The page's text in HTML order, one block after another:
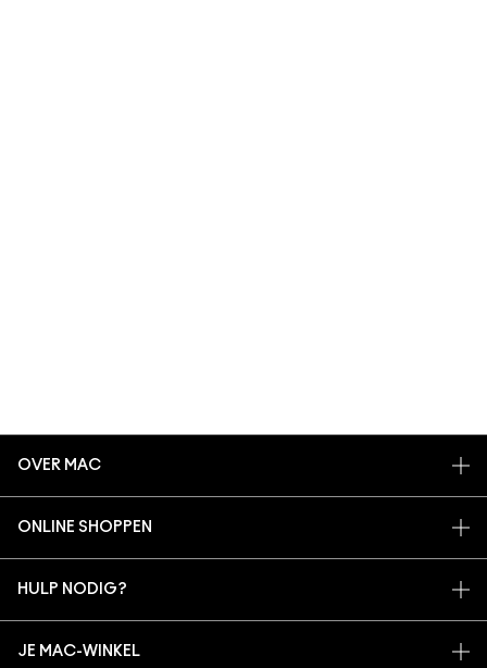
OVER MAC
ARTISTIEK
ONLINE SHOPPEN
AANMELDEN VOOR E-MAILS
HULP NODIG?
VEELGESTELDE VRAGEN
JE MAC-WINKEL